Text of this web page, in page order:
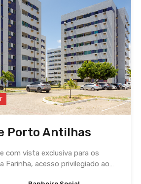
Porto Antilhas
com vista exclusiva para os
Farinha, acesso privilegiado ao…